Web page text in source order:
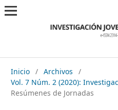
Inicio / Archivos
/
Vol. 7 Núm. 2 (2020):
Resúmenes de Jornadas